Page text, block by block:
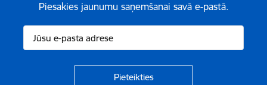
Piesakies jaunumu saņemšanai savā e-pastā.